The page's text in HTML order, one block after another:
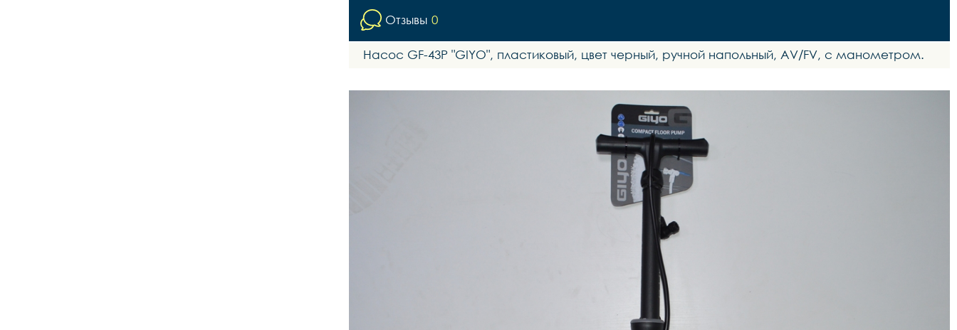
Отзывы 0
Насос GF-43Р "GIYO", пластиковый, цвет черный, ручной напольный, AV/FV, с манометром.